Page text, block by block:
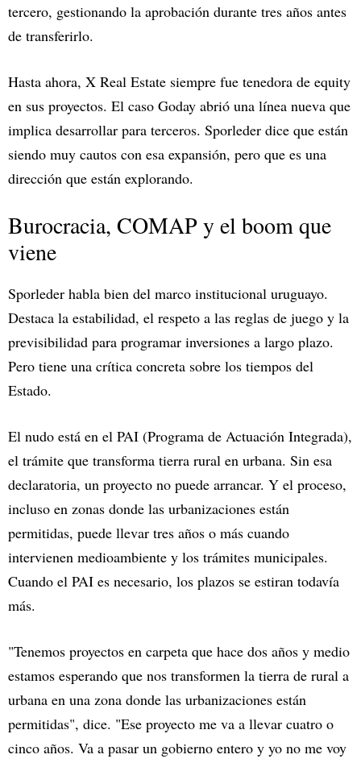
tercero, gestionando la aprobación durante tres años antes
de transferirlo.
Hasta ahora, X Real Estate siempre fue tenedora de equity
en sus proyectos. El caso Goday abrió una línea nueva que
implica desarrollar para terceros. Sporleder dice que están
siendo muy cautos con esa expansión, pero que es una
dirección que están explorando.
Burocracia, COMAP y el boom que
viene
Sporleder habla bien del marco institucional uruguayo.
Destaca la estabilidad, el respeto a las reglas de juego y la
previsibilidad para programar inversiones a largo plazo.
Pero tiene una crítica concreta sobre los tiempos del
Estado.
El nudo está en el PAI (Programa de Actuación Integrada),
el trámite que transforma tierra rural en urbana. Sin esa
declaratoria, un proyecto no puede arrancar. Y el proceso,
incluso en zonas donde las urbanizaciones están
permitidas, puede llevar tres años o más cuando
intervienen medioambiente y los trámites municipales.
Cuando el PAI es necesario, los plazos se estiran todavía
más.
"Tenemos proyectos en carpeta que hace dos años y medio
estamos esperando que nos transformen la tierra de rural a
urbana en una zona donde las urbanizaciones están
permitidas", dice. "Ese proyecto me va a llevar cuatro o
cinco años. Va a pasar un gobierno entero y yo no me voy